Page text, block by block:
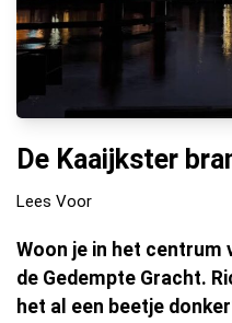
De Kaaijkster
Lees Voor
Woon je in het centrum
de Gedempte Gracht.
het al een beetje